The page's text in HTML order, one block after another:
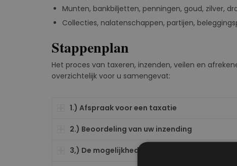
Munten, bankbiljetten, penningen, goud, zilver,
Collecties, nalatenschappen, partijen,
Stappenplan
Het proces van taxeren, inzenden, veilen en
overzichtelijk voor u samengevat:
1.) Afspraak voor een taxatie
2.) Beoordeling van uw inzending
3,) De mogelijkheden na taxatie van uw